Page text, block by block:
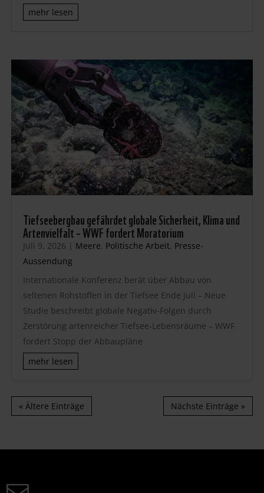
mehr lesen
Tiefseebergbau gefährdet globale Sicherheit, Klima und
Artenvielfalt – WWF fordert Moratorium
Juli 9, 2026 | Meere, Politische Arbeit, Presse-
Aussendung
Internationale Konferenz berät über Abbau von
seltenen Rohstoffen in der Tiefsee Ende Juli – Neue
Studie beschreibt globale Negativ-Folgen durch
Zerstörung artenreicher Tiefsee-Lebensräume – WWF
fordert Stopp der Abbaupläne
mehr lesen
« Ältere Einträge Nächste Einträge »